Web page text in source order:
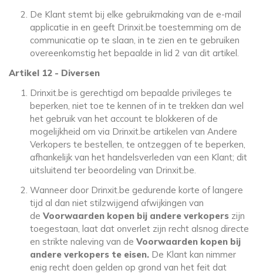
De Klant stemt bij elke gebruikmaking van de e-mail
applicatie in en geeft Drinxit.be toestemming om de
communicatie op te slaan, in te zien en te gebruiken
overeenkomstig het bepaalde in lid 2 van dit artikel.
Artikel 12 - Diversen
Drinxit.be is gerechtigd om bepaalde privileges te
beperken, niet toe te kennen of in te trekken dan wel
het gebruik van het account te blokkeren of de
mogelijkheid om via Drinxit.be artikelen van Andere
Verkopers te bestellen, te ontzeggen of te beperken,
afhankelijk van het handelsverleden van een Klant; dit
uitsluitend ter beoordeling van Drinxit.be.
Wanneer door Drinxit.be gedurende korte of langere
tijd al dan niet stilzwijgend afwijkingen van
de Voorwaarden kopen bij andere verkopers zijn
toegestaan, laat dat onverlet zijn recht alsnog directe
en strikte naleving van de Voorwaarden kopen bij
andere verkopers te eisen. De Klant kan nimmer
enig recht doen gelden op grond van het feit dat